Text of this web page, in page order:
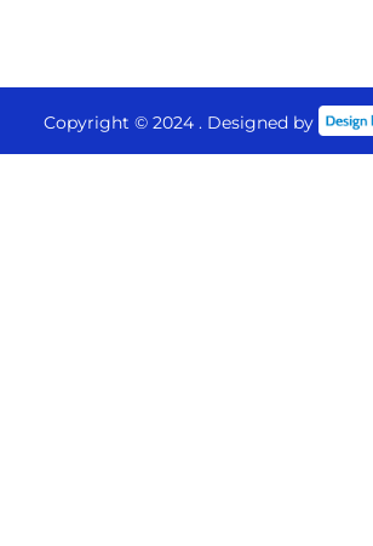
Copyright © 2024 . Designed by